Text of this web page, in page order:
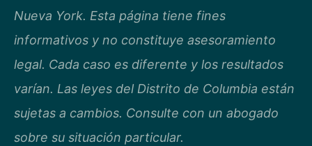
Nueva York. Esta página tiene fines
informativos y no constituye asesoramiento
legal. Cada caso es diferente y los resultados
varían. Las leyes del Distrito de Columbia están
sujetas a cambios. Consulte con un abogado
sobre su situación particular.